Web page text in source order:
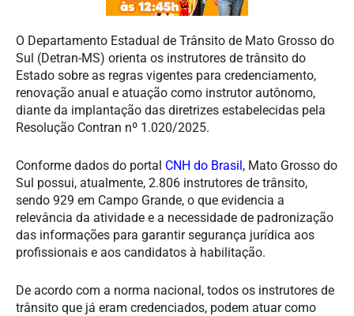
O Departamento Estadual de Trânsito de Mato Grosso do
Sul (Detran-MS) orienta os instrutores de trânsito do
Estado sobre as regras vigentes para credenciamento,
renovação anual e atuação como instrutor autônomo,
diante da implantação das diretrizes estabelecidas pela
Resolução Contran nº 1.020/2025.
Conforme dados do portal CNH do Brasil, Mato Grosso do
Sul possui, atualmente, 2.806 instrutores de trânsito,
sendo 929 em Campo Grande, o que evidencia a
relevância da atividade e a necessidade de padronização
das informações para garantir segurança jurídica aos
profissionais e aos candidatos à habilitação.
De acordo com a norma nacional, todos os instrutores de
trânsito que já eram credenciados, podem atuar como